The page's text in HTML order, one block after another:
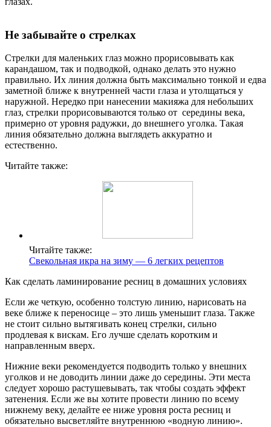
Не забывайте о стрелках
Стрелки для маленьких глаз можно прорисовывать как
карандашом, так и подводкой, однако делать это нужно
правильно. Их линия должна быть максимально тонкой и едва
заметной ближе к внутренней части глаза и утолщаться у
наружной. Нередко при нанесении макияжа для небольших
глаз, стрелки прорисовываются только от середины века,
примерно от уровня радужки, до внешнего уголка. Такая
линия обязательно должна выглядеть аккуратно и
естественно.
Читайте также:
Читайте также:
Свекольная икра на зиму — 6 легких рецептов
Как сделать ламинирование ресниц в домашних условиях
Если же четкую, особенно толстую линию, нарисовать на
веке ближе к переносице – это лишь уменьшит глаза. Также
не стоит сильно вытягивать конец стрелки, сильно
продлевая к вискам. Его лучше сделать коротким и
направленным вверх.
Нижние веки рекомендуется подводить только у внешних
уголков и не доводить линии даже до середины. Эти места
следует хорошо растушевывать, так чтобы создать эффект
затенения. Если же вы хотите провести линию по всему
нижнему веку, делайте ее ниже уровня роста ресниц и
обязательно высветляйте внутреннюю «водную линию».